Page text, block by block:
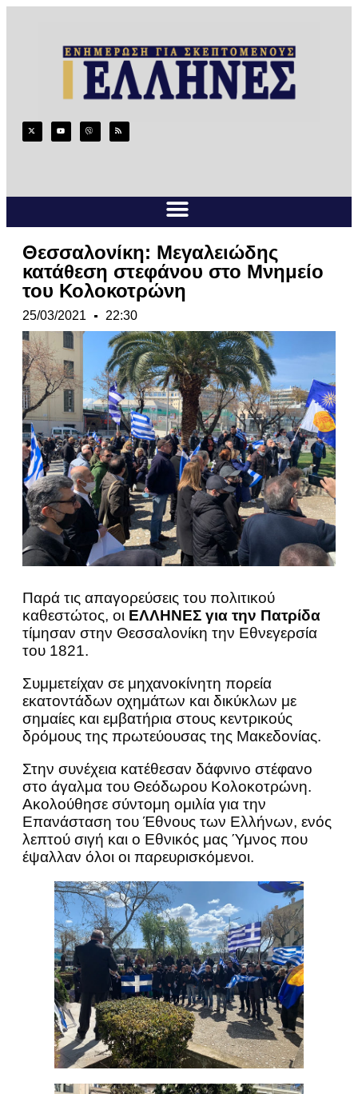
Θεσσαλονίκη: Μεγαλειώδης
κατάθεση στεφάνου στο Μνημείο
του Κολοκοτρώνη
25/03/2021 22:30
Παρά τις απαγορεύσεις του πολιτικού
καθεστώτος, οι ΕΛΛΗΝΕΣ για την Πατρίδα
τίμησαν στην Θεσσαλονίκη την Εθνεγερσία
του 1821.
Συμμετείχαν σε μηχανοκίνητη πορεία
εκατοντάδων οχημάτων και δικύκλων με
σημαίες και εμβατήρια στους κεντρικούς
δρόμους της πρωτεύουσας της Μακεδονίας.
Στην συνέχεια κατέθεσαν δάφνινο στέφανο
στο άγαλμα του Θεόδωρου Κολοκοτρώνη.
Ακολούθησε σύντομη ομιλία για την
Επανάσταση του Έθνους των Ελλήνων, ενός
λεπτού σιγή και ο Εθνικός μας Ύμνος που
έψαλλαν όλοι οι παρευρισκόμενοι.